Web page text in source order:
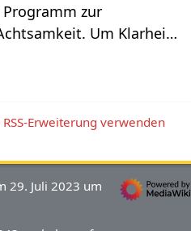
zur
Um Klarhei…
Erweiterung verwenden
29. Juli 2023 um